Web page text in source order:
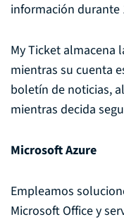
información durante
My Ticket almacena
mientras su cuenta
boletín de noticias,
mientras decida
Microsoft Azure
Empleamos
Microsoft Office y